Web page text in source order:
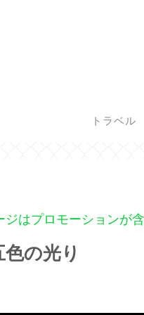
トラベル
ジはプロモーションが
の光り